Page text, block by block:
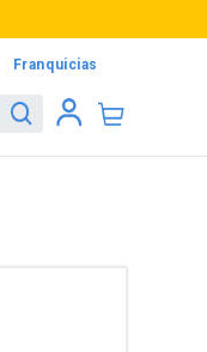
Franquicias